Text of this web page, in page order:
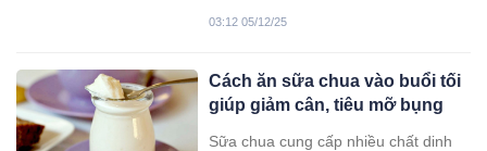
03:12 05/12/25
Cách ăn sữa chua vào buổi tối
giúp giảm cân, tiêu mỡ bụng
Sữa chua cung cấp nhiều chất dinh